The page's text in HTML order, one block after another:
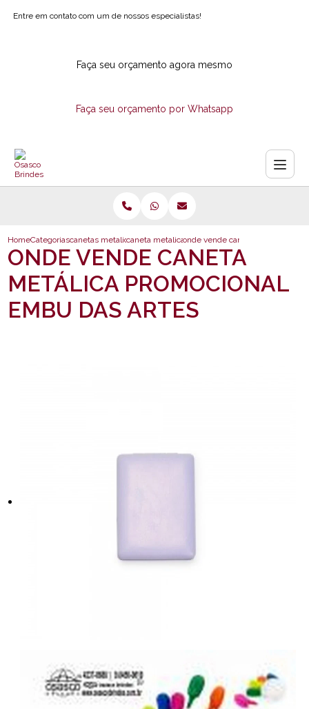
Entre em contato com um de nossos especialistas!
Faça seu orçamento agora mesmo
Faça seu orçamento por Whatsapp
HomeCategoriascanetas metalicascaneta metalica com logotipo para empresa
onde vende caneta metalica
ONDE VENDE CANETA
METÁLICA PROMOCIONAL
EMBU DAS ARTES